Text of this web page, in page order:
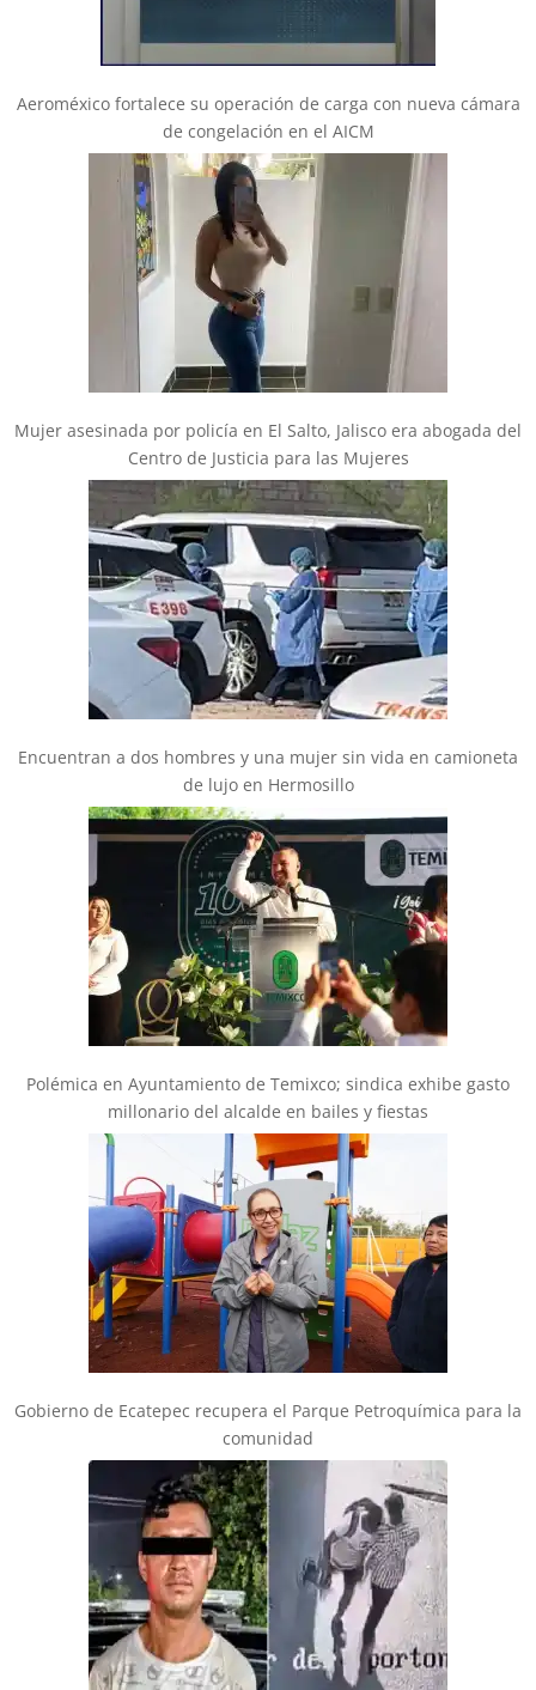
Aeroméxico fortalece su operación de carga con nueva cámara
de congelación en el AICM
Mujer asesinada por policía en El Salto, Jalisco era abogada del
Centro de Justicia para las Mujeres
Encuentran a dos hombres y una mujer sin vida en camioneta
de lujo en Hermosillo
Polémica en Ayuntamiento de Temixco; sindica exhibe gasto
millonario del alcalde en bailes y fiestas
Gobierno de Ecatepec recupera el Parque Petroquímica para la
comunidad